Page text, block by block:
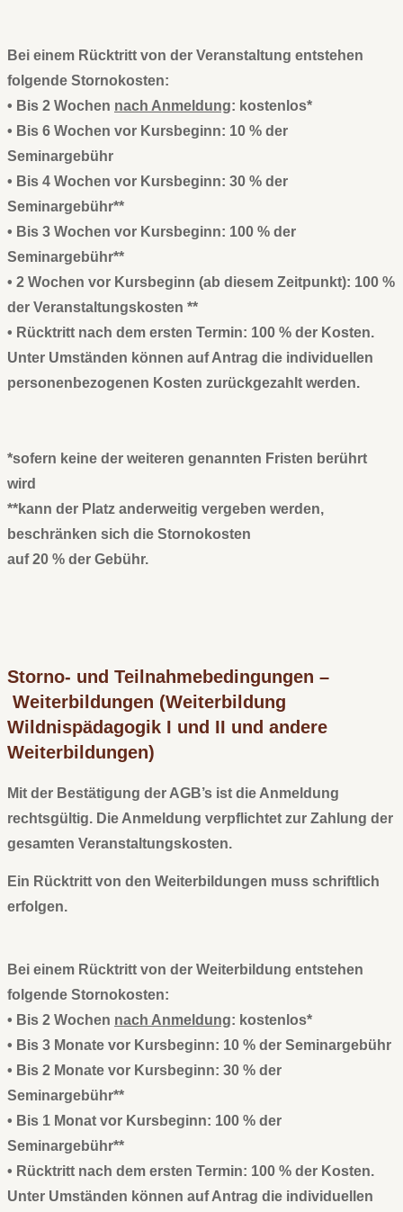
Bei einem Rücktritt von der Veranstaltung entstehen
folgende Stornokosten:
• Bis 2 Wochen nach Anmeldung: kostenlos*
• Bis 6 Wochen vor Kursbeginn: 10 % der
Seminargebühr
• Bis 4 Wochen vor Kursbeginn: 30 % der
Seminargebühr**
• Bis 3 Wochen vor Kursbeginn: 100 % der
Seminargebühr**
• 2 Wochen vor Kursbeginn (ab diesem Zeitpunkt): 100 %
der Veranstaltungskosten **
• Rücktritt nach dem ersten Termin: 100 % der Kosten.
Unter Umständen können auf Antrag die individuellen
personenbezogenen Kosten zurückgezahlt werden.
*sofern keine der weiteren genannten Fristen berührt
wird
**kann der Platz anderweitig vergeben werden,
beschränken sich die Stornokosten
auf 20 % der Gebühr.
Storno- und Teilnahmebedingungen –
Weiterbildungen (Weiterbildung
Wildnispädagogik I und II und andere
Weiterbildungen)
Mit der Bestätigung der AGB’s ist die Anmeldung
rechtsgültig. Die Anmeldung verpflichtet zur Zahlung der
gesamten Veranstaltungskosten.
Ein Rücktritt von den Weiterbildungen muss schriftlich
erfolgen.
Bei einem Rücktritt von der Weiterbildung entstehen
folgende Stornokosten:
• Bis 2 Wochen nach Anmeldung: kostenlos*
• Bis 3 Monate vor Kursbeginn: 10 % der Seminargebühr
• Bis 2 Monate vor Kursbeginn: 30 % der
Seminargebühr**
• Bis 1 Monat vor Kursbeginn: 100 % der
Seminargebühr**
• Rücktritt nach dem ersten Termin: 100 % der Kosten.
Unter Umständen können auf Antrag die individuellen